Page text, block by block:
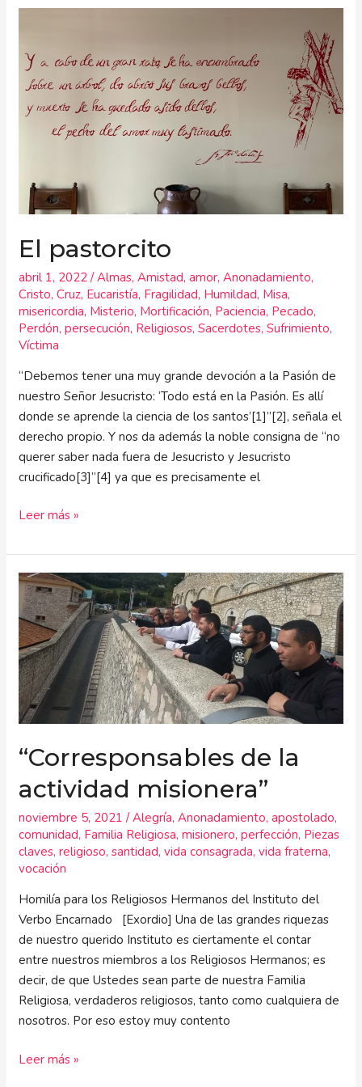
El pastorcito
abril 1, 2022/Almas,Amistad,amor,Anonadamiento,
Cristo,Cruz, Eucaristía, Fragilidad, Humildad, Misa,
misericordia, Misterio, Mortificación, Paciencia, Pecado,
Perdón,persecución, Religiosos,Sacerdotes,Sufrimiento,
Víctima
“Debemos tener una muy grande devoción a la Pasión de
nuestro Señor Jesucristo: ‘Todo está en la Pasión. Es allí
donde se aprende la ciencia de los santos’[1]”[2], señala el
derecho propio. Y nos da además la noble consigna de “no
querer saber nada fuera de Jesucristo y Jesucristo
crucificado[3]”[4] ya que es precisamente el
Leer más »
“Corresponsables de la
actividad misionera”
noviembre 5, 2021/Alegría,Anonadamiento,apostolado,
comunidad, Familia Religiosa,misionero,perfección, Piezas
claves,religioso,santidad,vida consagrada,vida fraterna,
vocación
Homilía para los Religiosos Hermanos del Instituto del
Verbo Encarnado [Exordio] Una de las grandes riquezas
de nuestro querido Instituto es ciertamente el contar
entre nuestros miembros a los Religiosos Hermanos; es
decir, de que Ustedes sean parte de nuestra Familia
Religiosa, verdaderos religiosos, tanto como cualquiera de
nosotros. Por eso estoy muy contento
“Corresponsables
de
la
actividad
misionera”
Leer más »